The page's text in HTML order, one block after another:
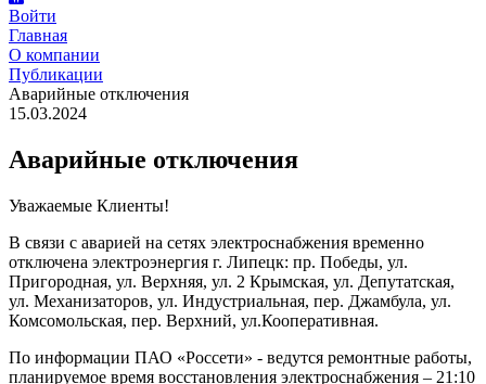
Войти
Главная
О компании
Публикации
Аварийные отключения
15.03.2024
Аварийные отключения
Уважаемые Клиенты!
В связи с аварией на сетях электроснабжения временно
отключена электроэнергия г. Липецк: пр. Победы, ул.
Пригородная, ул. Верхняя, ул. 2 Крымская, ул. Депутатская,
ул. Механизаторов, ул. Индустриальная, пер. Джамбула, ул.
Комсомольская, пер. Верхний, ул.Кооперативная.
По информации ПАО «Россети» - ведутся ремонтные работы,
планируемое время восстановления электроснабжения – 21:10